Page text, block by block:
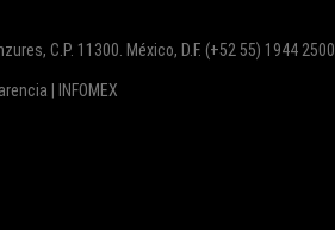
C.P. 11300. México, D.F. (+52 55) 1944 2500.
| INFOMEX